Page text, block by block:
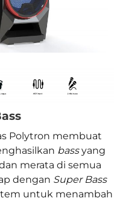
Polytron membuat
bassyang
merata di semua
dengan Super Bass
untuk menambah